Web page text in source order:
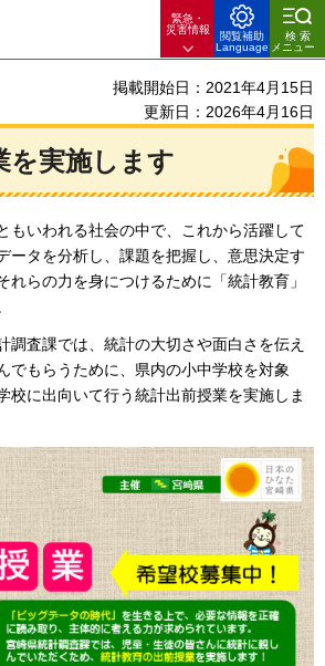
緊急・
災害情報
閲覧補助
Language
検索
メニュー
掲載開始日：2021年4月15日
更新日：2026年4月16日
を実施します
もいわれる社会の中で、これから活躍して
ータを分析し、課題を把握し、意思決定す
れらの力を身につけるために「統計教育」
調査課では、統計の大切さや面白さを伝え
でもらうために、県内の小中学校を対象
校に出向いて行う統計出前授業を実施しま